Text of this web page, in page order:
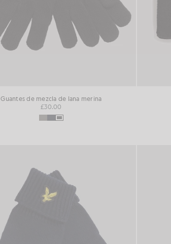
Guantes de mezcla de lana merina
£30.00